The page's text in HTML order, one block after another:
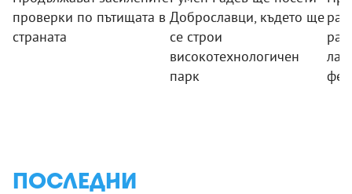
проверки по пътищата в
страната
Доброславци, където ще
се строи
високотехнологичен
парк
ПОСЛЕДНИ